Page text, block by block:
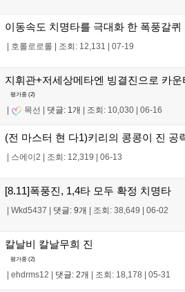
이동속도 치명타를 극대화 한 폭풍갈퀴
| 호롤로로롤 | 조회: 12,131 | 07-19
지휘관+저세상메타엔 빙결진으로 카운
평가중 (2)
목선 댓글: 1개 조회: 10,030 06-16
(전 마스터 현 다1)키리의 콩콩이 진 공
스에이2 조회: 12,319 06-13
[8.11]폭풍진, 1,4타 모두 확정 치명타
Wkd5437 댓글: 9개 조회: 38,649 06-02
칼날비 칼날무희 진
평가중 (2)
| ehdrms12 | 댓글: 2개 | 조회: 18,178 | 05-31